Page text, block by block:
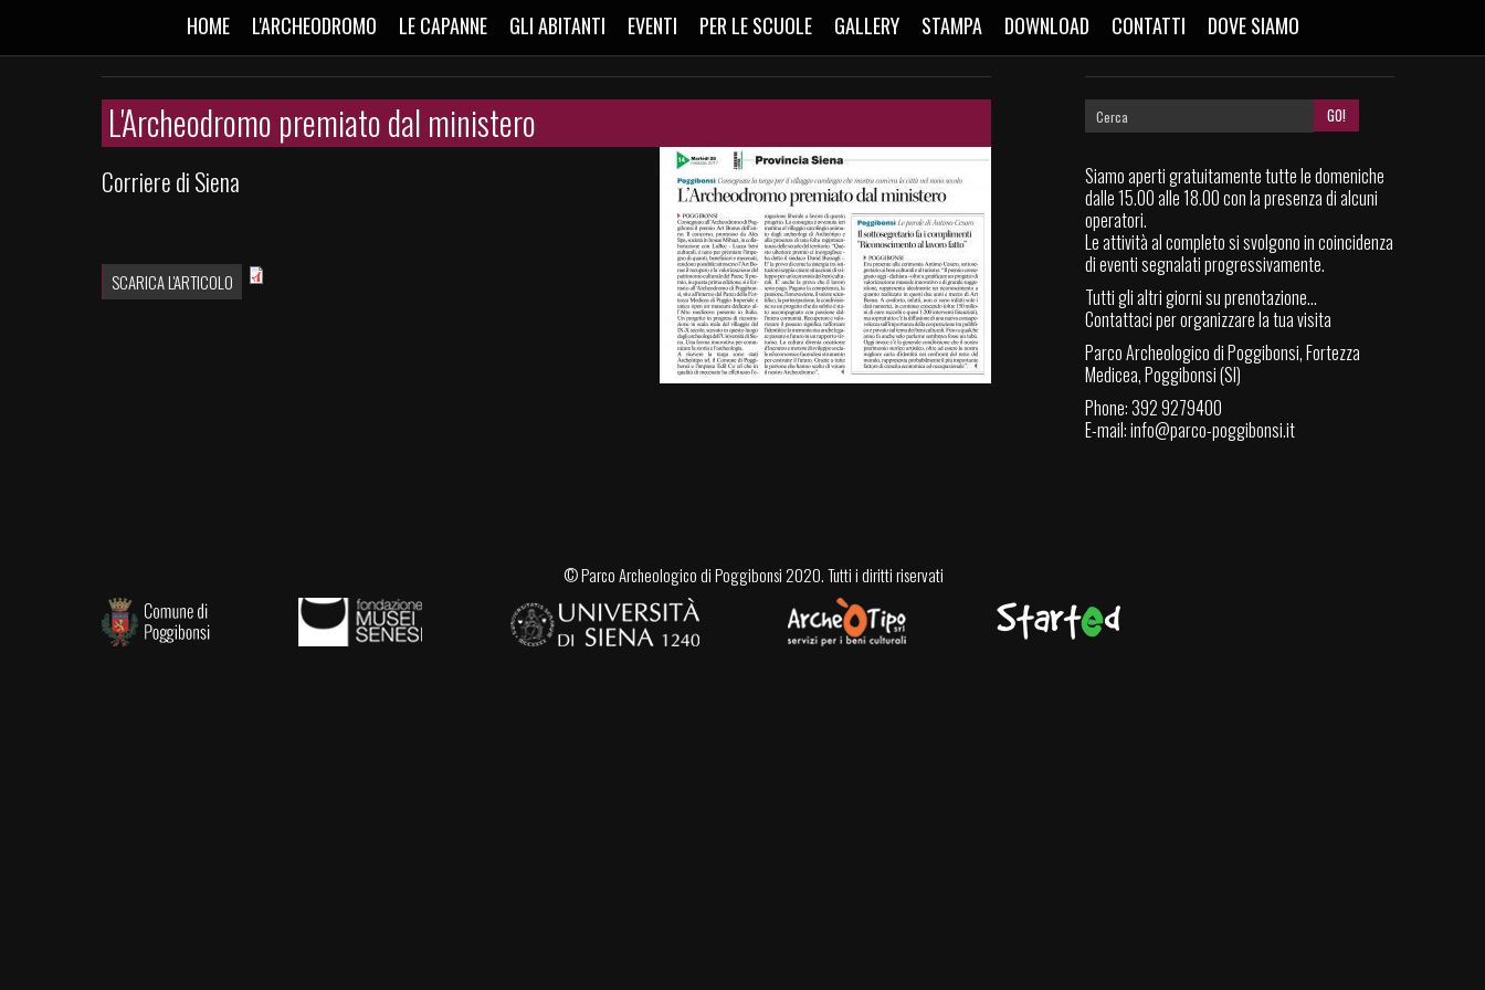
HOME L'ARCHEODROMO LE CAPANNE GLI ABITANTI EVENTI PER LE SCUOLE GALLERY STAMPA DOWNLOAD CONTATTI DOVE SIAMO
L'Archeodromo premiato dal ministero
Corriere di Siena
SCARICA L'ARTICOLO
Siamo aperti gratuitamente tutte le domeniche
dalle 15.00 alle 18.00 con la presenza di alcuni
operatori.
Le attività al completo si svolgono in coincidenza
di eventi segnalati progressivamente.
Tutti gli altri giorni su prenotazione...
Contattaci per organizzare la tua visita
Parco Archeologico di Poggibonsi, Fortezza
Medicea, Poggibonsi (SI)
Phone: 392 9279400
E-mail:info@parco-poggibonsi.it
©Parco Archeologico di Poggibonsi 2020. Tutti i diritti riservati